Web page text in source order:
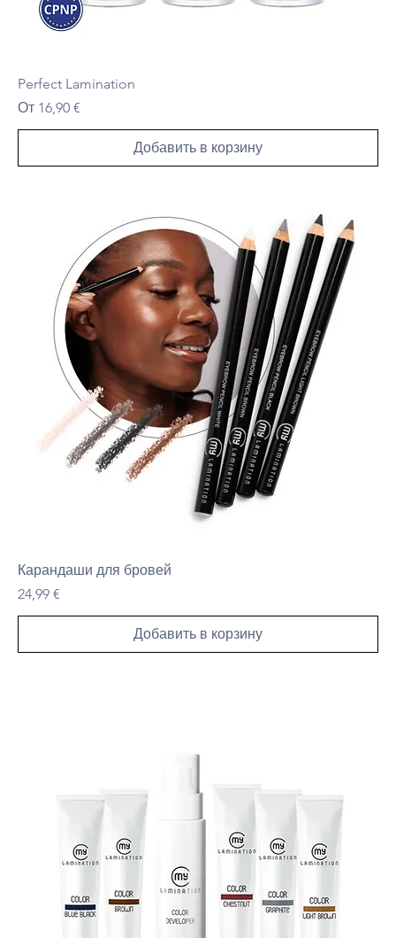
Perfect Lamination
От 16,90 €
Цена со скидкой
Добавить в корзину
Карандаши для бровей
Цена
24,99 €
Добавить в корзину